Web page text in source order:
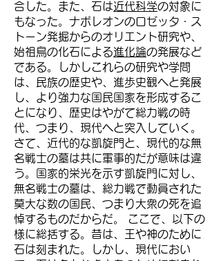
合した。また、石は近代科学の対象に
もなった。ナポレオンのロゼッタ・ス
トーン発掘からのオリエント研究や、
始祖鳥の化石による進化論の発展など
である。しかしこれらの研究や学問
は、民族の歴史や、進歩史観へと発展
し、より強力な国民国家を形成するこ
とになり、歴史はやがて総力戦の時
代、つまり、現代へと突入していく。
さて、近代的な凱旋門と、現代的な無
名戦士の墓は共に軍事的だが意味は違
う。国家的栄光を示す凱旋門に対し、
無名戦士の墓は、総力戦で動員された
莫大な数の国民、つまり大衆の死を追
悼するものだからだ。 ここで、以下の
様に総括する。昔は、王や神のために
石は刻まれた。しかし、現代におい